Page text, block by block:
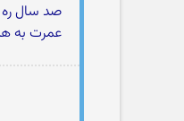
صد سال
عمرت به